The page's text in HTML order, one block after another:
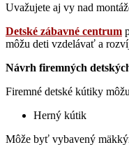
Uvažujete aj vy nad
Detské zábavné centrum
môžu deti vzdelávať a
Návrh firemných
Firemné detské kútiky
Herný kútik
Môže byť vybavený